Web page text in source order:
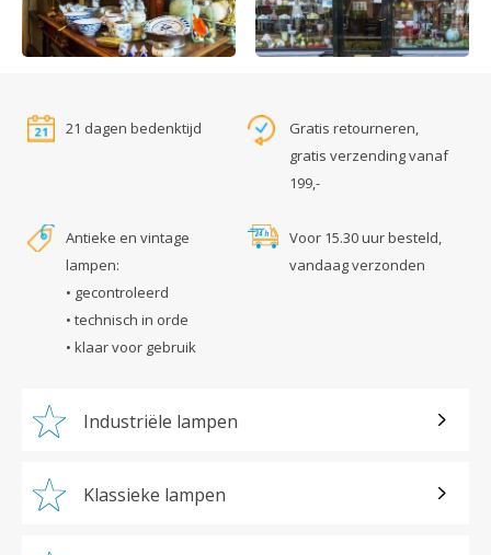
21 dagen bedenktijd
Gratis retourneren,
gratis verzending vanaf
199,-
Antieke en vintage
lampen:
• gecontroleerd
• technisch in orde
• klaar voor gebruik
Voor 15.30 uur besteld,
vandaag verzonden
Industriële lampen
Klassieke lampen